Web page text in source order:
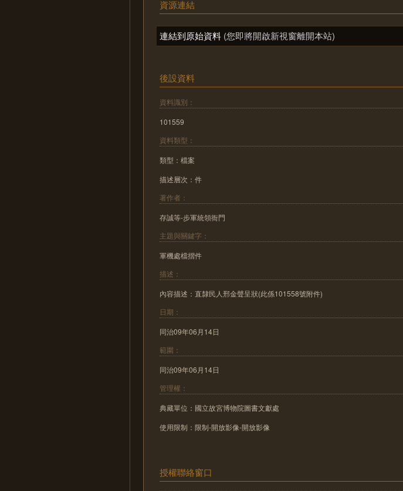
資源連結
連結到原始資料 (您即將開啟新視窗離開本站)
後設資料
資料識別：
101559
資料類型：
類型：檔案
描述層次：件
著作者：
存誠等-步軍統領衙門
主題與關鍵字：
軍機處檔摺件
描述：
內容描述：直隸民人邢金聲呈狀(此係101558號附件)
日期：
同治09年06月14日
範圍：
同治09年06月14日
管理權：
典藏單位：國立故宮博物院圖書文獻處
使用限制：限制-開放影像-開放影像
授權聯絡窗口